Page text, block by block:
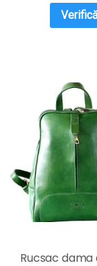
Rucsac dama